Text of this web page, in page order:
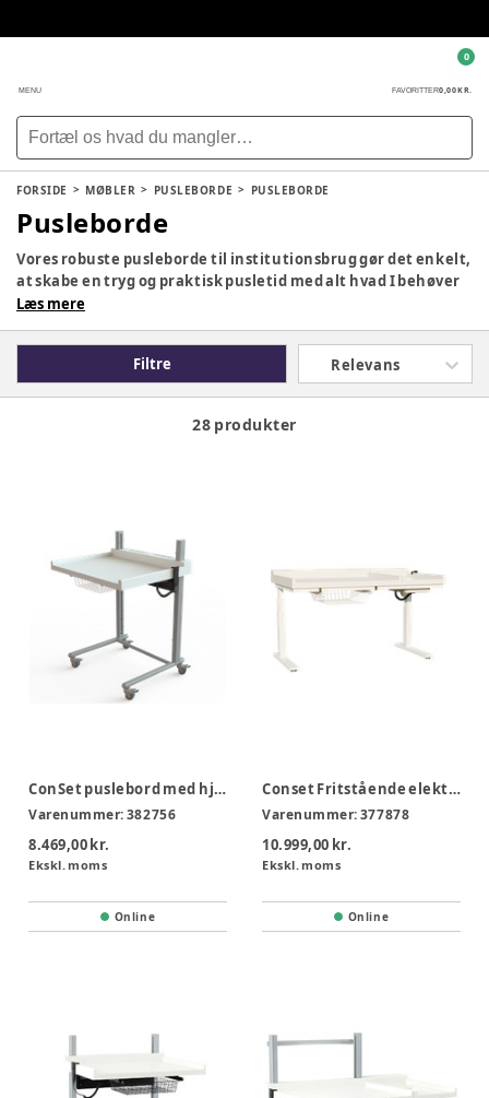
MENU FAVORITTER0,00 KR.
0
FORSIDE MØBLER PUSLEBORDE PUSLEBORDE
Pusleborde
Vores robuste pusleborde til institutionsbrug gør det enkelt,
at skabe en tryg og praktisk pusletid med alt hvad I behøver
lige ved hånden.
ergonomi og hygiejne er i top, så I kan fokusere på det
vigtigste – en rolig, hyggelig stund sammen med barnet.
Læs mere
Filtre Relevans
28 produkter
ConSet puslebord med hjul 45-120 cm
Varenummer:382756
8.469,00 kr.
Ekskl. moms
Online
Conset Fritstående elektrisk puslebord m. vask
Varenummer:377878
10.999,00 kr.
Ekskl. moms
Online